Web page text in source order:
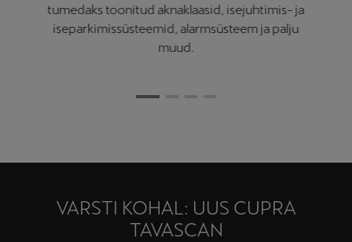
tumedaks toonitud aknaklaasid, isejuhtimis- ja
iseparkimissüsteemid, alarmsüsteem ja palju
muud.
VARSTI KOHAL: UUS CUPRA
TAVASCAN